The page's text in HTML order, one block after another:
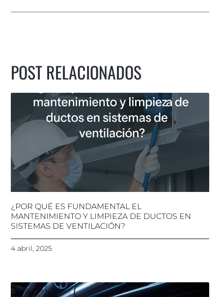
POST RELACIONADOS
¿POR QUÉ ES FUNDAMENTAL EL
MANTENIMIENTO Y LIMPIEZA DE DUCTOS EN
SISTEMAS DE VENTILACIÓN?
4 abril, 2025